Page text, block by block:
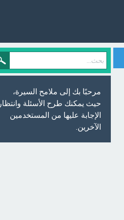
مرحبًا بك إلى ملامح السيرة،
حيث يمكنك طرح الأسئلة وانتظار
الإجابة عليها من المستخدمين
الآخرين.